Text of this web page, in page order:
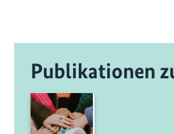
Publikationen